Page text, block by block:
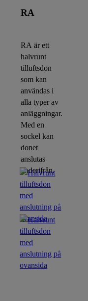
RA
RA är ett
halvrunt
tilluftsdon
som kan
användas i
alla typer av
anläggningar.
Med en
sockel kan
donet
anslutas
underifrån.